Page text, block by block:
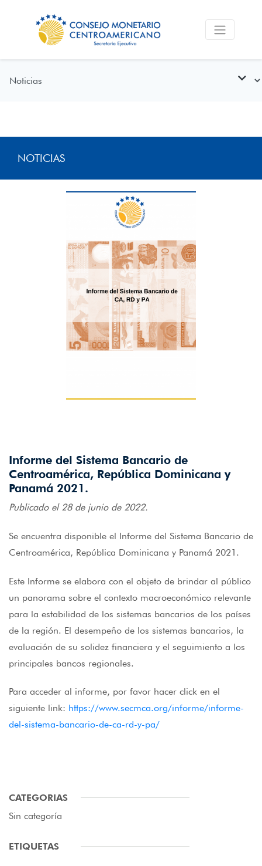
NOTICIAS
Informe del Sistema Bancario de
Centroamérica, República Dominicana y
Panamá 2021.
Publicado el 28 de junio de 2022.
Se encuentra disponible el Informe del Sistema Bancario de
Centroamérica, República Dominicana y Panamá 2021.
Este Informe se elabora con el objeto de brindar al público
un panorama sobre el contexto macroeconómico relevante
para la estabilidad de los sistemas bancarios de los países
de la región. El desempeño de los sistemas bancarios, la
evaluación de su solidez financiera y el seguimiento a los
principales bancos regionales.
Para acceder al informe, por favor hacer click en el
siguiente link: https://www.secmca.org/informe/informe-
del-sistema-bancario-de-ca-rd-y-pa/
CATEGORIAS
Sin categoría
ETIQUETAS